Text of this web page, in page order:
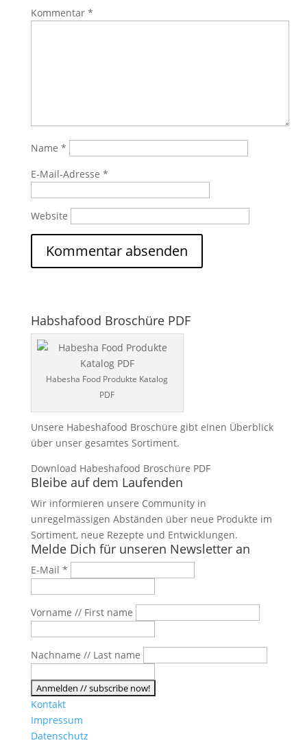
Kommentar *
Name *
E-Mail-Adresse *
Website
Habshafood Broschüre PDF
Habesha Food Produkte Katalog
PDF
Unsere Habeshafood Broschüre gibt einen Überblick
über unser gesamtes Sortiment.
Download Habeshafood Broschüre PDF
Bleibe auf dem Laufenden
Wir informieren unsere Community in
unregelmässigen Abständen über neue Produkte im
Sortiment, neue Rezepte und Entwicklungen.
Melde Dich für unseren Newsletter an
E-Mail *
Vorname // First name
Nachname // Last name
Kontakt
Impressum
Datenschutz